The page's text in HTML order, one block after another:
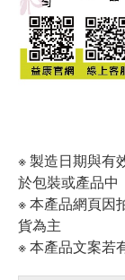
※ 製造日期與有
於包裝或產品中
※ 本產品網頁因
貨為主
※ 本產品文案若